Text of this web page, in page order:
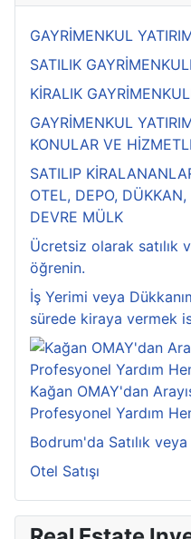
GAYRİMENKUL
SATILIK
KİRALIK
GAYRİMENKUL
KONULAR VE
SATILIP
OTEL, DEPO,
DEVRE MÜLK
Ücretsiz olarak satılık
öğrenin.
İş Yerimi veya
sürede kiraya vermek
Kağan OMAY'dan
Profesyonel Yardım
Bodrum'da Satılık
Otel Satışı